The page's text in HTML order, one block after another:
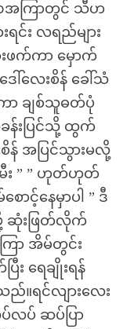
အကြာတွင် သီဟ
း လရည်များ
းဖက်ကာ မှောက်
ါ်လေးစိန် ခေါ်သံ
ာ ချစ်သူဓတ်ပုံ
န်းပြင်သို့ ထွက်
န် အပြင်သွားမလို့
း ” ” ဟုတ်ဟုတ်
ာင့်နေမှာပါ ” ဒီ
ဆုံးဖြတ်လိုက်
ြာ အိမ်တွင်း
း ရေချိုးရန်
။ရင်လျားလေး
ပ် ဆပ်ပြာ